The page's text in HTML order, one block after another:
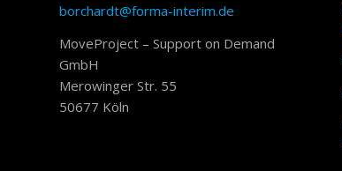
borchardt@forma-interim.de
MoveProject – Support on Demand
GmbH
Merowinger Str. 55
50677 Köln